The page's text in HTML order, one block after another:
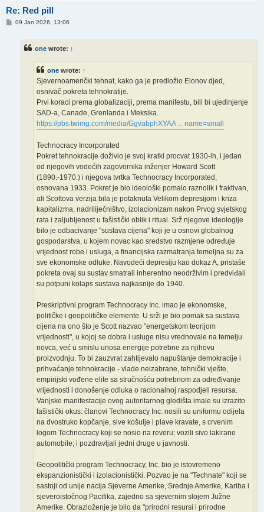
Re: Red pill
P09 Jan 2026, 13:06
one wrote: ↑
one wrote: ↑
Sjevernoamerički tehnat, kako ga je predložio Elonov djed,
osnivač pokreta tehnokratije.
Prvi koraci prema globalizaciji, prema manifestu, bili bi ujedinjenje
SAD-a, Canade, Grenlanda i Meksika.
https://pbs.twimg.com/media/GgvabphXYAA ... name=small
Technocracy Incorporated
Pokret tehnokracije doživio je svoj kratki procvat 1930-ih, i jedan
od njegovih vodećih zagovornika inženjer Howard Scott
(1890.-1970.) i njegova tvrtka Technocracy Incorporated,
osnovana 1933. Pokret je bio ideološki pomalo raznolik i fraktivan,
ali Scottova verzija bila je potaknuta Velikom depresijom i kriza
kapitalizma, nadriliječništvo, izolacionizam nakon Prvog svjetskog
rata i zaljubljenost u fašistički oblik i ritual. Srž njegove ideologije
bilo je odbacivanje "sustava cijena" koji je u osnovi globalnog
gospodarstva, u kojem novac kao sredstvo razmjene određuje
vrijednost robe i usluga, a financijska razmatranja temeljna su za
sve ekonomske odluke. Navodeći depresiju kao dokaz A, pristaše
pokreta ovaj su sustav smatrali inherentno neodrživim i predviđali
su potpuni kolaps sustava najkasnije do 1940.
Preskriptivni program Technocracy Inc. imao je ekonomske,
političke i geopolitičke elemente. U srži je bio pomak sa sustava
cijena na ono što je Scott nazvao "energetskom teorijom
vrijednosti", u kojoj se dobra i usluge nisu vrednovale na temelju
novca, već u smislu unosa energije potrebne za njihovu
proizvodnju. To bi zauzvrat zahtijevalo napuštanje demokracije i
prihvaćanje tehnokracije - vlade neizabrane, tehnički vješte,
empirijski vođene elite sa stručnošću potrebnom za određivanje
vrijednosti i donošenje odluka o racionalnoj raspodjeli resursa.
Vanjske manifestacije ovog autoritarnog gledišta imale su izrazito
fašistički okus: članovi Technocracy Inc. nosili su uniformu odijela
na dvostruko kopčanje, sive košulje i plave kravate, s crvenim
logom Technocracy koji se nosio na reveru; vozili sivo lakirane
automobile; i pozdravljali jedni druge u javnosti.
Geopolitički program Technocracy, Inc. bio je istovremeno
ekspanzionistički i izolacionistički. Pozvao je na "Technate" koji se
sastoji od unije nacija Sjeverne Amerike, Srednje Amerike, Kariba i
sjeveroistočnog Pacifika, zajedno sa sjevernim slojem Južne
Amerike. Obrazloženje je bilo da "prirodni resursi i prirodne